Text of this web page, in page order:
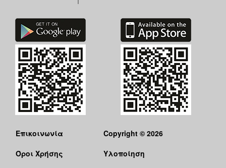
Επικοινωνία
Όροι Χρήσης
Copyright © 2026
Υλοποίηση